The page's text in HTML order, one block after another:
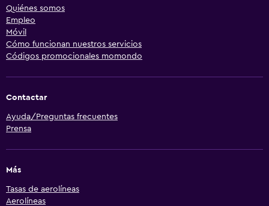
Quiénes somos
Empleo
Móvil
Cómo funcionan nuestros servicios
Códigos promocionales momondo
Contactar
Ayuda/Preguntas frecuentes
Prensa
Más
Tasas de aerolíneas
Aerolíneas